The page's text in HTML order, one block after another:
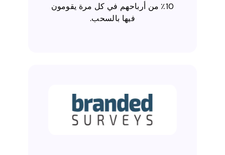
10٪ من أرباحهم في كل مرة يقومون
فيها بالسحب.